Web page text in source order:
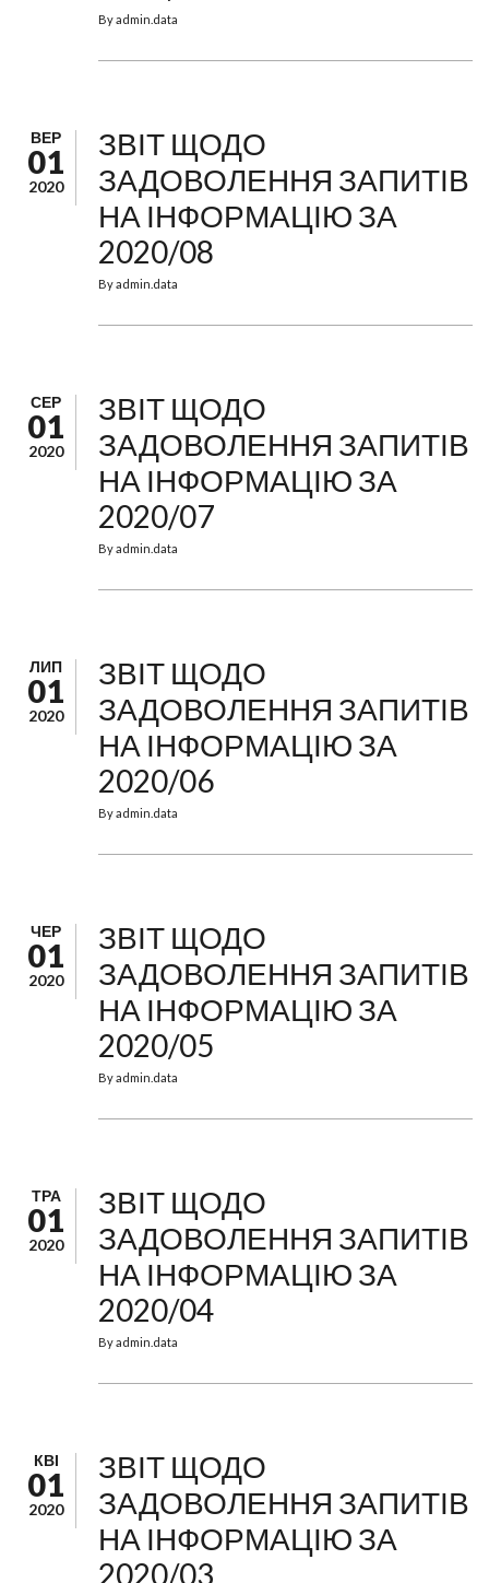
Byadmin.data
ВЕР
01
2020
ЗВІТ ЩОДО
ЗАДОВОЛЕННЯ ЗАПИТІВ
НА ІНФОРМАЦІЮ ЗА
2020/08
Byadmin.data
СЕР
01
2020
ЗВІТ ЩОДО
ЗАДОВОЛЕННЯ ЗАПИТІВ
НА ІНФОРМАЦІЮ ЗА
2020/07
Byadmin.data
ЛИП
01
2020
ЗВІТ ЩОДО
ЗАДОВОЛЕННЯ ЗАПИТІВ
НА ІНФОРМАЦІЮ ЗА
2020/06
Byadmin.data
ЧЕР
01
2020
ЗВІТ ЩОДО
ЗАДОВОЛЕННЯ ЗАПИТІВ
НА ІНФОРМАЦІЮ ЗА
2020/05
Byadmin.data
ТРА
01
2020
ЗВІТ ЩОДО
ЗАДОВОЛЕННЯ ЗАПИТІВ
НА ІНФОРМАЦІЮ ЗА
2020/04
Byadmin.data
КВІ
01
2020
ЗВІТ ЩОДО
ЗАДОВОЛЕННЯ ЗАПИТІВ
НА ІНФОРМАЦІЮ ЗА
2020/03